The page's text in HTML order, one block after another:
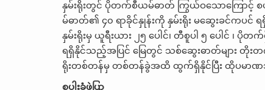
နှမ်းရိုးတွင် ပိုတက်စီယမ်ဓာတ် ကြွယ်ဝသောကြောင့်
မ်ဓာတ်၏ ၄၀ ရာခိုင်နှုန်းကို နှမ်းရိုး မဆွေးခင်ကပင်
နှမ်းရိုးမှ ယူရီးယား ၂၅ ပေါင်၊ တီစူပါ ၅ ပေါင် ၊
ရရှိနိုင်သည့်အပြင် မြေတွင် သစ်ဆွေးဓာတ်များ တိုး
ရိုးတစ်တန်မှ တစ်တန်ခွဲအထိ ထွက်ရှိနိုင်ပြီး ထိုပမာ
စပါးခွံဖွဲပြာ